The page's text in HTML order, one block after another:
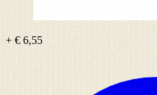
+ € 6,55